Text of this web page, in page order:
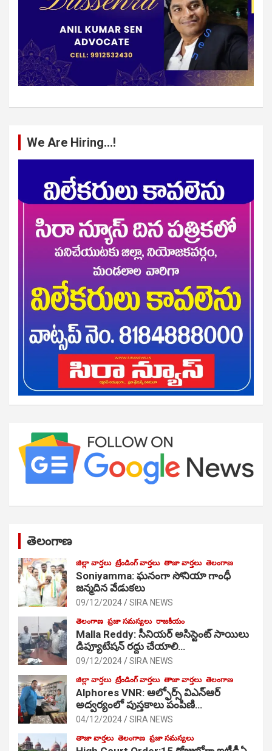
We Are Hiring…!
తెలంగాణ
జిల్లా వార్తలు ట్రేండింగ్ వార్తలు తాజా వార్తలు తెలంగాణ
Soniyamma: ఘ‌నంగా సోనియా గాంధీ
జ‌న్మ‌దిన వేడుక‌లు
09/12/2024 SIRA NEWS
తెలంగాణ ప్రజా సమస్యలు రాజకీయం
Malla Reddy: సీనియర్ అసిస్టెంట్ సాయిలు
డిప్యూటేషన్ రద్దు చేయాలి…
09/12/2024 SIRA NEWS
జిల్లా వార్తలు ట్రేండింగ్ వార్తలు తాజా వార్తలు తెలంగాణ
Alphores VNR: ఆల్ఫోర్స్ విఎన్ఆర్
అద్వర్యంలో పుస్తకాలు పంపిణి…
04/12/2024 SIRA NEWS
తాజా వార్తలు తెలంగాణ ప్రజా సమస్యలు